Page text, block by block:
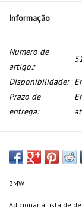
Informação
Numero de
artigo::
Disponibilidade:
Prazo de
entrega:
BMW
Adicionar à lista de